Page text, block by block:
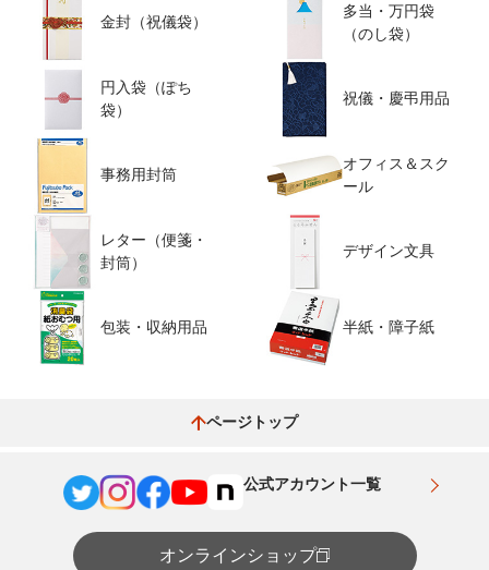
金封（祝儀袋）
多当・万円袋
（のし袋）
円入袋（ぽち
袋）
祝儀・慶弔用品
事務用封筒
オフィス＆スク
ール
レター（便箋・
封筒）
デザイン文具
包装・収納用品 半紙・障子紙
ページトップ
公式アカウント一覧
オンラインショップ